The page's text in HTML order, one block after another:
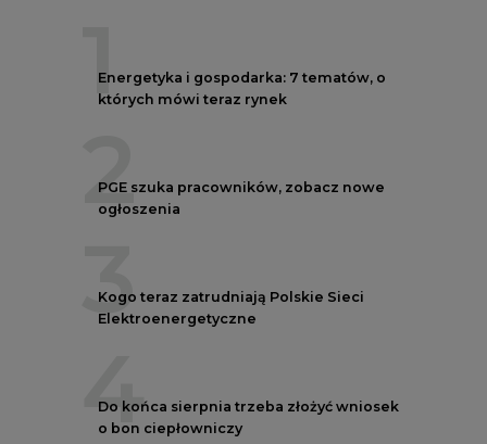
1
Energetyka i gospodarka: 7 tematów, o
których mówi teraz rynek
2
PGE szuka pracowników, zobacz nowe
ogłoszenia
3
Kogo teraz zatrudniają Polskie Sieci
Elektroenergetyczne
4
Do końca sierpnia trzeba złożyć wniosek
o bon ciepłowniczy